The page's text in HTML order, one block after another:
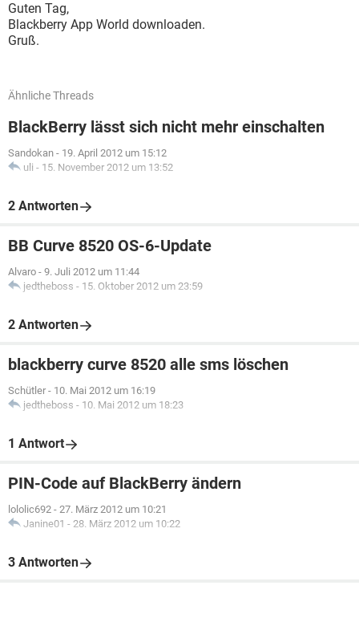
Guten Tag,
Blackberry App World downloaden.
Gruß.
Ähnliche Threads
BlackBerry lässt sich nicht mehr einschalten
Sandokan - 19. April 2012 um 15:12
uli - 15. November 2012 um 13:52
2 Antworten
BB Curve 8520 OS-6-Update
Alvaro - 9. Juli 2012 um 11:44
jedtheboss - 15. Oktober 2012 um 23:59
2 Antworten
blackberry curve 8520 alle sms löschen
Schütler - 10. Mai 2012 um 16:19
jedtheboss - 10. Mai 2012 um 18:23
1 Antwort
PIN-Code auf BlackBerry ändern
lololic692 - 27. März 2012 um 10:21
Janine01 - 28. März 2012 um 10:22
3 Antworten